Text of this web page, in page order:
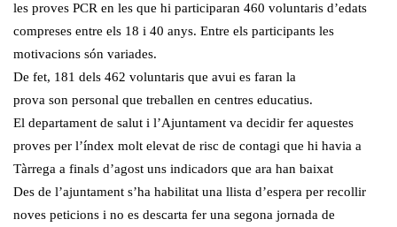
les proves PCR en les que hi participaran 460 voluntaris d’edats
compreses entre els 18 i 40 anys. Entre els participants les
motivacions són variades.
De fet, 181 dels 462 voluntaris que avui es faran la
prova son personal que treballen en centres educatius.
El departament de salut i l’Ajuntament va decidir fer aquestes
proves per l’índex molt elevat de risc de contagi que hi havia a
Tàrrega a finals d’agost uns indicadors que ara han baixat
Des de l’ajuntament s’ha habilitat una llista d’espera per recollir
noves peticions i no es descarta fer una segona jornada de